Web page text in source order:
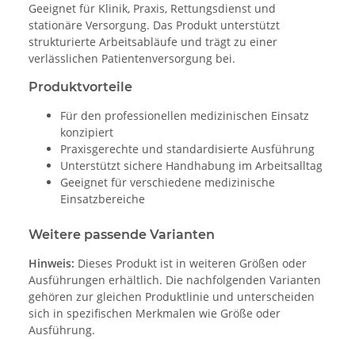
Geeignet für Klinik, Praxis, Rettungsdienst und
stationäre Versorgung. Das Produkt unterstützt
strukturierte Arbeitsabläufe und trägt zu einer
verlässlichen Patientenversorgung bei.
Produktvorteile
Für den professionellen medizinischen Einsatz
konzipiert
Praxisgerechte und standardisierte Ausführung
Unterstützt sichere Handhabung im Arbeitsalltag
Geeignet für verschiedene medizinische
Einsatzbereiche
Weitere passende Varianten
Hinweis: Dieses Produkt ist in weiteren Größen oder
Ausführungen erhältlich. Die nachfolgenden Varianten
gehören zur gleichen Produktlinie und unterscheiden
sich in spezifischen Merkmalen wie Größe oder
Ausführung.